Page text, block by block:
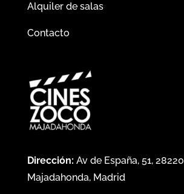
Alquiler de salas
Contacto
Dirección: Av de España, 51, 28220
Majadahonda, Madrid